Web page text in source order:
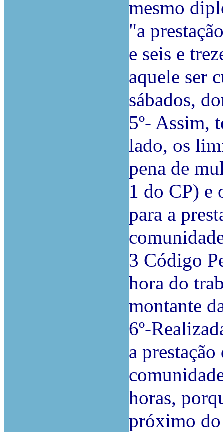
mesmo
"a
e seis e
aquele ser
sábados,
5º- Assim,
lado, os
pena de
1 do CP) e
para a
3 Código
hora do
montante
6º-
a
horas,
próximo